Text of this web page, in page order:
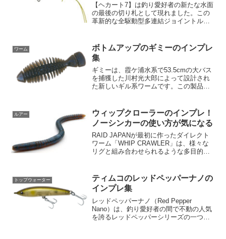
【ヘカート7】は釣り愛好者の新たな水面
の最後の切り札として現れました。この
革新的な全駆動型多連結ジョイントルア
を提供します。従来のハードルアーはそ
の固さから、生物らしい...
ワーム
ボトムアップのギミーのインプレ
集
ギミーは、霞ケ浦水系で53.5cmの大バス
を捕獲した川村光大郎によって設計され
た新しいギル系ワームです。この製品
トガード、特殊なマテリアルを備えてお
り、釣りの効率を高め...
ルアー
ウィップクローラーのインプレ！
ノーシンカーの使い方が気になる
RAID JAPANが最初に作ったダイレクト
ワーム「WHIP CRAWLER」は、様々な
リグと組み合わせられるような多目的設
となく、「強すぎず柔らかすぎず」「大
きすぎず...
トップウォーター
ティムコのレッドペッパーナノの
インプレ集
レッドペッパーナノ（Red Pepper
Nano）は、釣り愛好者の間で不動の人気
を誇るレッドペッパーシリーズの一つで